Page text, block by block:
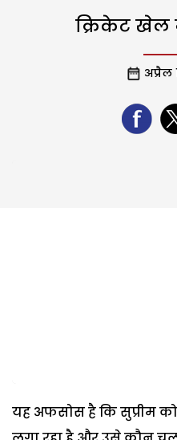
क्रिकेट खेल
अप्रैल
यह अफसोस है कि सुप्रीम